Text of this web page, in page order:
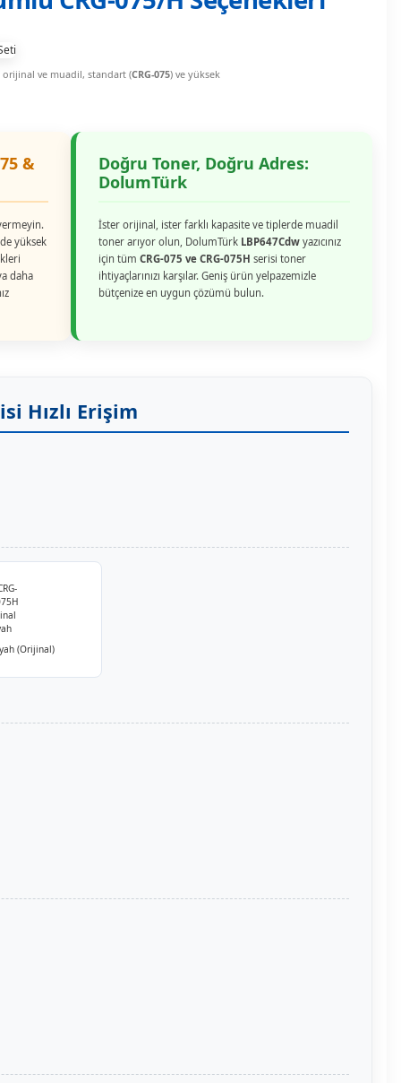
orijinal ve muadil, standart (CRG-075) ve yüksek
&
yüksek
daha
Doğru Toner, Doğru Adres:
DolumTürk
İster orijinal, ister farklı kapasite ve tiplerde muadil
toner arıyor olun, DolumTürk LBP647Cdwyazıcınız
için tüm CRG-075 ve CRG-075H serisi toner
ihtiyaçlarınızı karşılar. Geniş ürün yelpazemizle
bütçenize en uygun çözümü bulun.
Hızlı Erişim
(Orijinal)